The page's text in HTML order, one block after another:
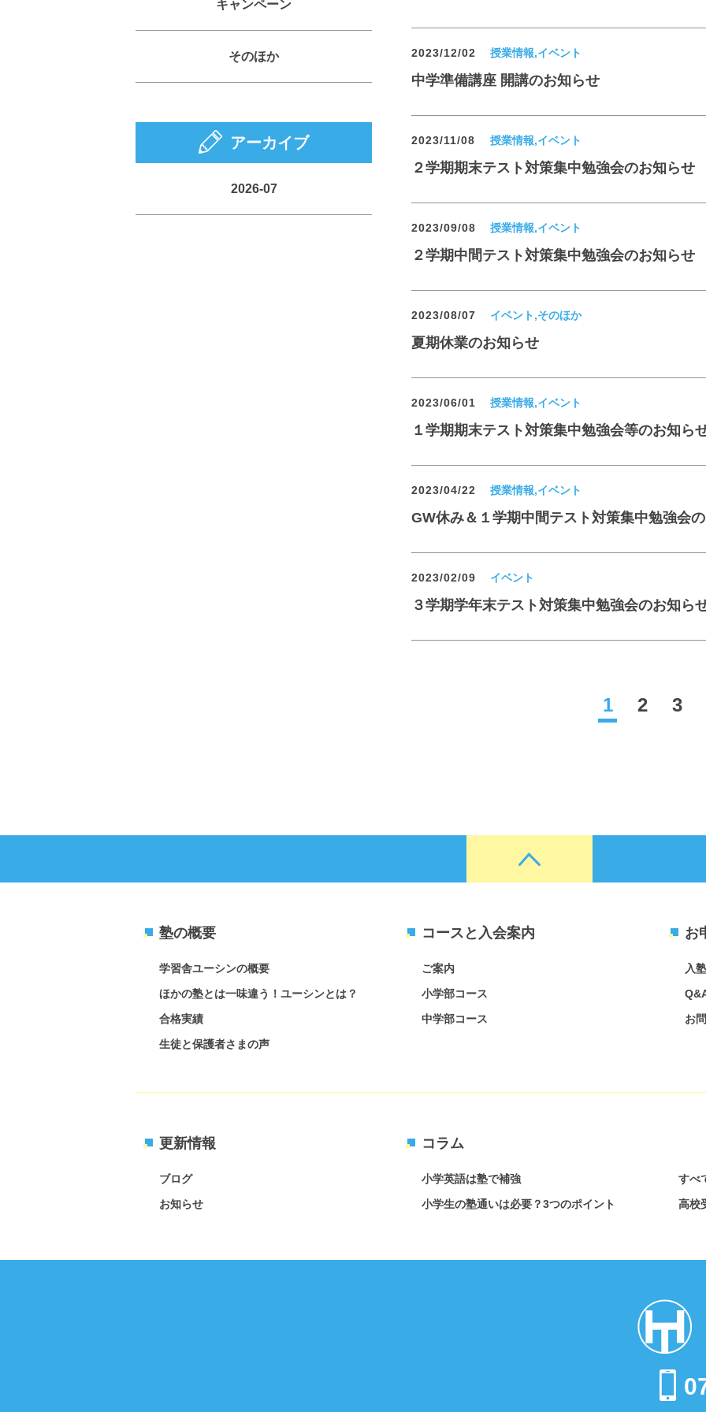
キャンペーン
そのほか
アーカイブ
2026-07
2023/12/02 授業情報,イベント
中学準備講座 開講のお知らせ
2023/11/08 授業情報,イベント
２学期期末テスト対策集中勉強会のお知らせ
2023/09/08 授業情報,イベント
２学期中間テスト対策集中勉強会のお知らせ
2023/08/07 イベント,そのほか
夏期休業のお知らせ
2023/06/01 授業情報,イベント
１学期期末テスト対策集中勉強会等のお知ら
2023/04/22 授業情報,イベント
GW休み＆１学期中間テスト対策集中勉強会
2023/02/09 イベント
３学期学年末テスト対策集中勉強会のお知ら
1 2 3
塾の概要
学習舎ユーシンの概要
ほかの塾とは一味違う！ユーシンとは？
合格実績
生徒と保護者さまの声
コースと入会案内
ご案内
小学部コース
中学部コース
お
入
お
更新情報
ブログ
お知らせ
コラム
小学英語は塾で補強
すべ
小学生の塾通いは必要？3つのポイント
高校